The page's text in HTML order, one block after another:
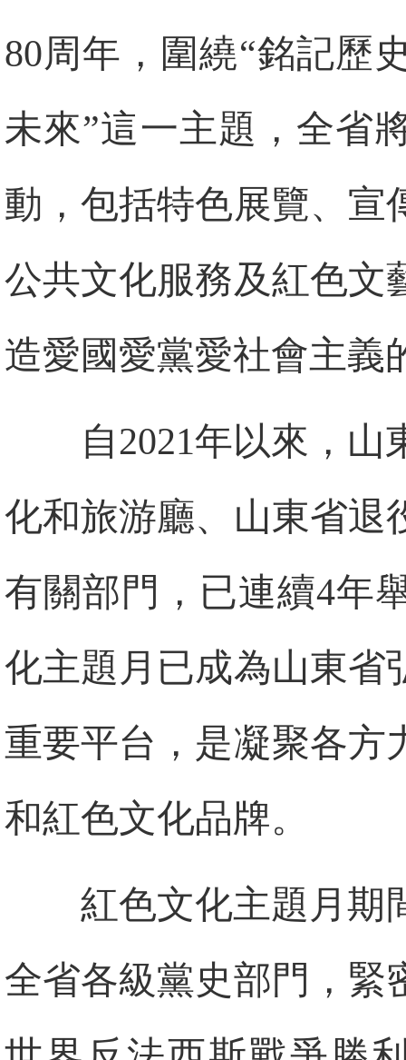
80周年，圍繞“銘記歷
未來”這一主題，全省
動，包括特色展覽、宣
公共文化服務及紅色文
造愛國愛黨愛社會主義
自2021年以來，
化和旅游廳、山東省退
有關部門，已連續4年
化主題月已成為山東省
重要平台，是凝聚各方
和紅色文化品牌。
紅色文化主題月期
全省各級黨史部門，緊